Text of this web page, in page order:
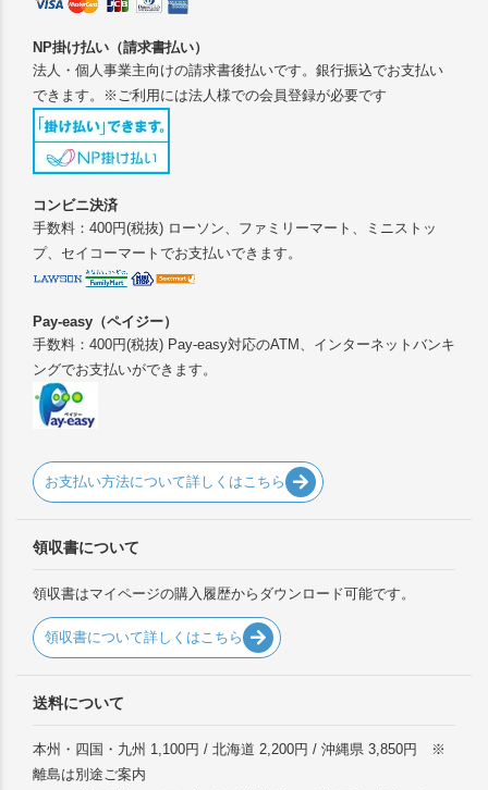
NP掛け払い（請求書払い）
法人・個人事業主向けの請求書後払いです。銀行振込でお支払い
できます。※ご利用には法人様での会員登録が必要です
コンビニ決済
手数料：400円(税抜) ローソン、ファミリーマート、ミニストッ
プ、セイコーマートでお支払いできます。
Pay-easy（ペイジー）
手数料：400円(税抜) Pay-easy対応のATM、インターネットバンキ
ングでお支払いができます。
お支払い方法について詳しくはこちら
領収書について
領収書はマイページの購入履歴からダウンロード可能です。
領収書について詳しくはこちら
送料について
本州・四国・九州 1,100円 / 北海道 2,200円 / 沖縄県 3,850円 ※
離島は別途ご案内